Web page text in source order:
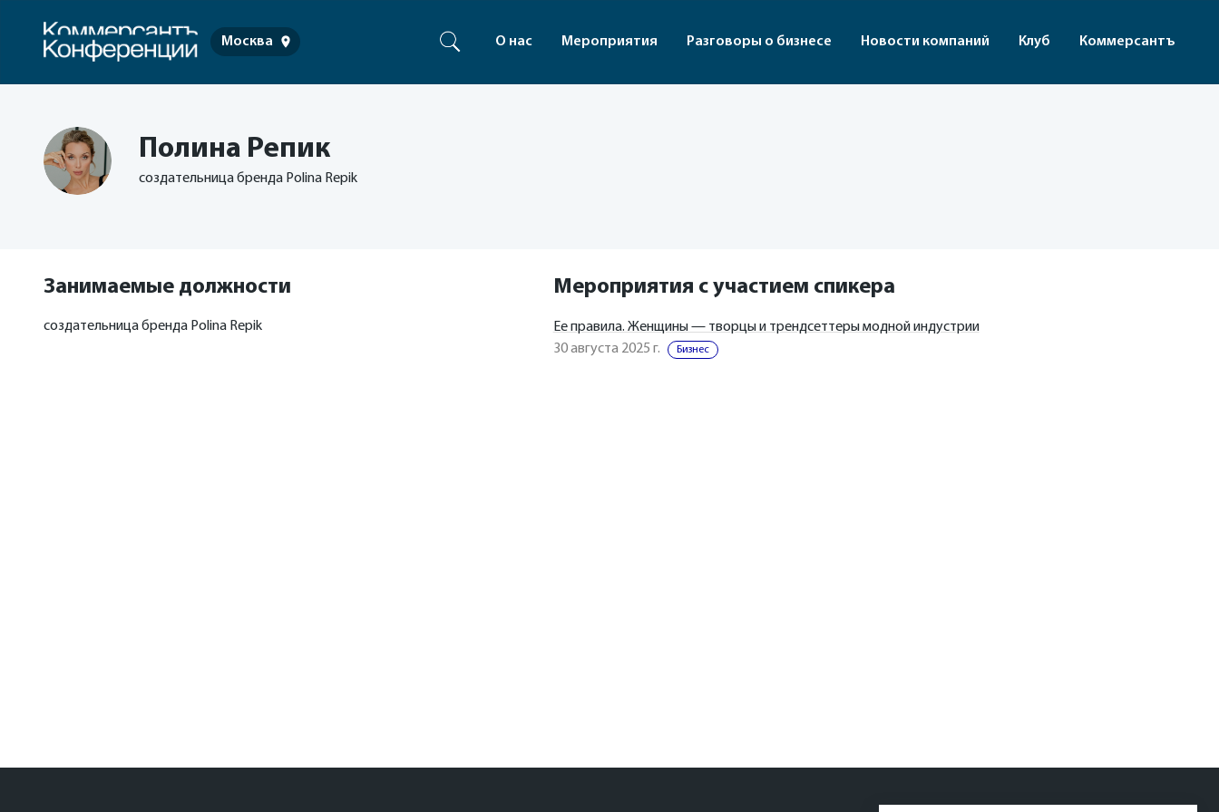
Москва О нас Мероприятия Разговоры о бизнесе Новости компаний Клуб Коммерсантъ
Полина Репик
создательница бренда Polina Repik
Занимаемые должности
создательница бренда Polina Repik
Мероприятия с участием спикера
Ее правила. Женщины — творцы и трендсеттеры модной индустрии
30 августа 2025 г.
Бизнес